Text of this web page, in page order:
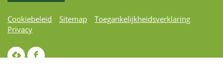
Cookiebeleid Sitemap
Toegankelijkheidsverklaring
Privacy
lcp.nvVolg